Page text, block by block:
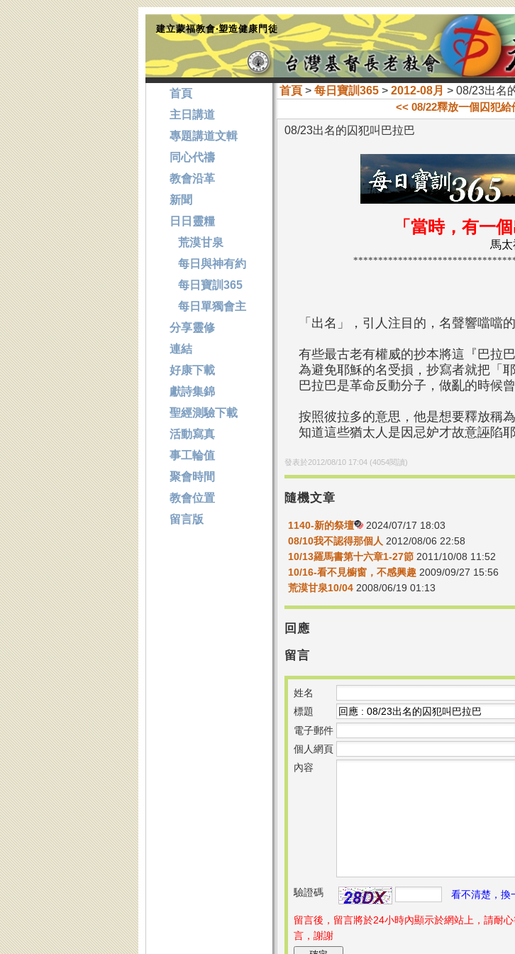
建立蒙福教會‧塑造健康門徒
首頁> 每日寶訓365> 2012-08月 > 08/23出名
<< 08/22釋放一個囚犯給
08/23出名的囚犯叫巴拉巴
「當時，有一
馬
「出名」，引人注目的，名聲響噹噹
有些最古老有權威的抄本將這『巴拉
為避免耶穌的名受損，抄寫者就把「
巴拉巴是革命反動分子，做亂的時候
按照彼拉多的意思，他是想要釋放稱
知道這些猶太人是因忌妒才故意誣
發表於2012/08/10 17:04(4054閱讀)
隨機文章
1140-新的祭壇
2024/07/17 18:03
08/10我不認得那個人 2012/08/06 22:58
10/13羅馬書第十六章1-27節2011/10/08 11:52
10/16-看不見櫥窗，不感興趣2009/09/27 15:56
荒漠甘泉10/04 2008/06/19 01:13
回應
留言
姓名
標題
電子郵件
個人網頁
內容
驗證碼
看不清楚，換
留言後，留言將於24小時內顯示於網站上，請耐
言，謝謝
首頁
主日講道
專題講道文輯
同心代禱
教會沿革
新聞
日日靈糧
荒漠甘泉
每日與神有約
每日寶訓365
每日單獨會主
分享靈修
連結
好康下載
獻詩集錦
聖經測驗下載
活動寫真
事工輪值
聚會時間
教會位置
留言版